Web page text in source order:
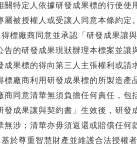
關特定人依據研發成果標的行使使
屬被授權人或受讓人同意本條約定
標廠商同意並承認「研發成果讓
告的研發成果現狀辦理本標案並讓
成果標的得向第三人主張權利或請
標廠商利用研發成果標的所製造產
商同意清華無須負擔任何責任，包
發成果讓與契約書」生效後，研
無涉；清華亦毋須返還或賠償任何
於尊重智慧財產並維護合法授權